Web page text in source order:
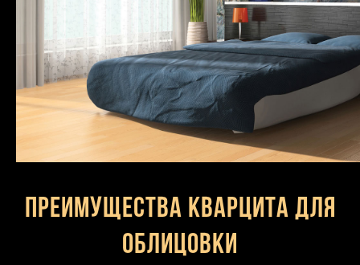
Преимущества кварцита для
облицовки